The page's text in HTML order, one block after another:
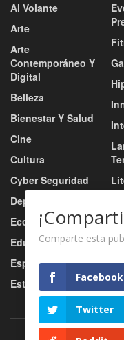
Al Volante
Arte
Arte
Contemporáneo Y
Digital
Belleza
Bienestar Y Salud
Cine
Cultura
Cyber Seguridad
Deportes
Economía
Educación
Esports
Estilo De Vida
Comparte esta
Facebook
Twitter